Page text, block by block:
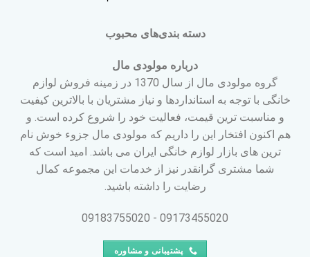
دسته بندی‌های محبوب
درباره مولودی مال
گروه مولودی مال از سال 1370 در زمینه فروش لوازم
خانگی با توجه به استانداردها و نیاز مشتریان با بالاترین کیفیت
و مناسبت ترین قیمت، فعالیت خود را شروع کرده است. و
هم اکنون افتخار این را داریم که مولودی مال جزوء خوش نام
ترین های بازار لوازم خانگی ایران می باشد. امید است که
شما مشتری گرانقدر نیز از خدمات این مجموعه کمال
رضایت را داشته باشید.
09173455020 - 09183755020
پشتیبانی و مشاوره